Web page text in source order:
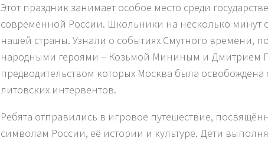
Этот праздник занимает особое место среди
современной России. Школьники на несколько минут
нашей страны. Узнали о событиях Смутного времени,
народными героями – Козьмой Мининым и Дмитрием
предводительством которых Москва была освобождена
литовских интервентов.
Ребята отправились в игровое путешествие,
символам России, её истории и культуре. Дети